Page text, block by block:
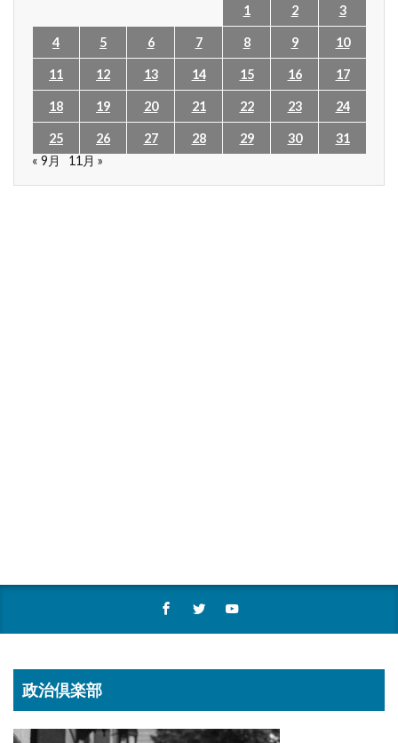
1 2 3
4 5 6 7 8 9 10
11 12 13 14 15 16 17
18 19 20 21 22 23 24
25 26 27 28 29 30
31
« 9月
11月 »
政治倶楽部